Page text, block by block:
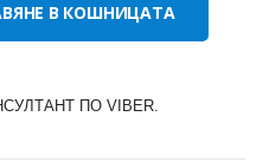
В КОШНИЦАТА
ПО VIBER.